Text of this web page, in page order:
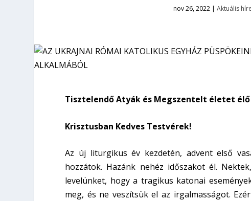
nov 26, 2022| Aktuális
Tisztelendő Atyák és Megszentelt életet élő
Krisztusban Kedves Testvérek!
Az új liturgikus év kezdetén, advent első
hozzátok. Hazánk nehéz időszakot él.
levelünket, hogy a tragikus katonai
meg, és ne veszítsük el az irgalmasságot.